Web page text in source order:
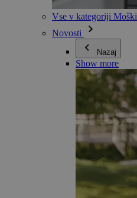
Vse v kategoriji Moški
Novosti
Nazaj
Show more